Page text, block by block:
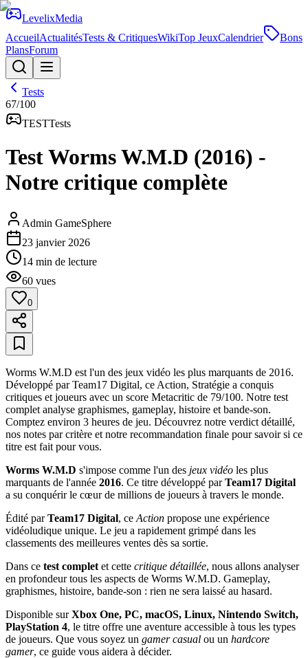
LevelixMedia
AccueilActualitésTests & CritiquesWikiTop JeuxCalendrier
Bons
PlansForum
Tests
67/100
TESTTests
Test Worms W.M.D (2016) -
Notre critique complète
Admin GameSphere
23 janvier 2026
14 min de lecture
60 vues
0
Worms W.M.D est l'un des jeux vidéo les plus marquants de 2016.
Développé par Team17 Digital, ce Action, Stratégie a conquis
critiques et joueurs avec un score Metacritic de 79/100. Notre test
complet analyse graphismes, gameplay, histoire et bande-son.
Comptez environ 3 heures de jeu. Découvrez notre verdict détaillé,
nos notes par critère et notre recommandation finale pour savoir si ce
titre est fait pour vous.
Worms W.M.D s'impose comme l'un des jeux vidéo les plus
marquants de l'année 2016. Ce titre développé parTeam17 Digital
a su conquérir le cœur de millions de joueurs à travers le monde.
Édité parTeam17 Digital, ce Action propose une expérience
vidéoludique unique. Le jeu a rapidement grimpé dans les
classements des meilleures ventes dès sa sortie.
Dans ce test complet et cette critique détaillée, nous allons analyser
en profondeur tous les aspects de Worms W.M.D. Gameplay,
graphismes, histoire, bande-son : rien ne sera laissé au hasard.
Disponible surXbox One, PC, macOS, Linux, Nintendo Switch,
PlayStation 4, le titre offre une aventure accessible à tous les types
de joueurs. Que vous soyez un gamer casual ou un hardcore
gamer, ce guide vous aidera à décider.